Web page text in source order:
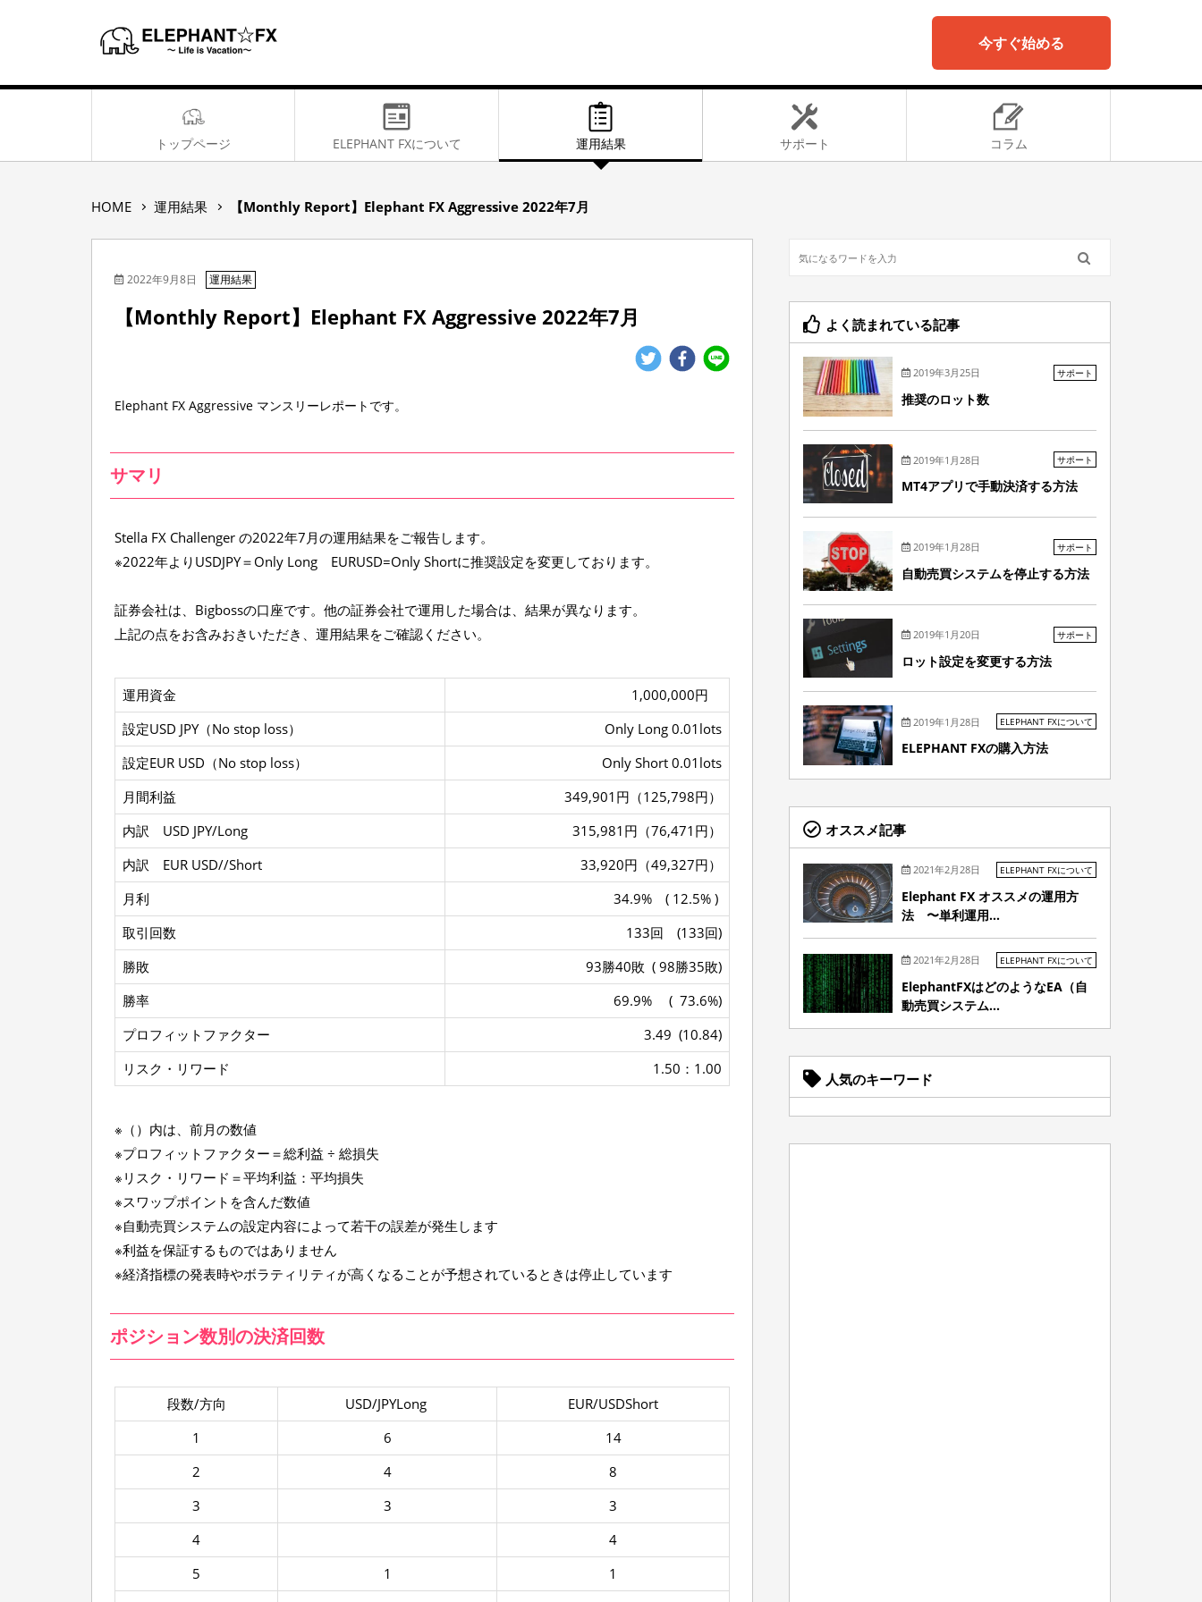
今すぐ始める
トップページ ELEPHANT FXについて 運用結果 サポート コラム
HOME【
o
t
l
o
t
】
E
p
h
n
t
F
A
g
g
r
e
s
s
i
v
e
2
0
2
2
年
7
月
運用結果 【Monthly Report】Elephant FX Aggressive 2022年7月
2022年9月8日 運用結果
【Monthly Report】Elephant FX Aggressive 2022年7月
Elephant FX Aggressive マンスリーレポートです。
サマリ
Stella FX Challenger の2022年7月の運用結果をご報告します。
※2022年よりUSDJPY＝Only Long EURUSD=Only Shortに推奨設定を変更しております。
証券会社は、Bigbossの口座です。他の証券会社で運用した場合は、結果が異なります。
上記の点をお含みおきいただき、運用結果をご確認ください。
運用資金
1,000,000円
設定USD JPY（No stop loss）
Only Long 0.01lots
設定EUR USD（No stop loss）
Only Short 0.01lots
月間利益
349,901円（125,798円）
内訳 USD JPY/Long
315,981円（76,471円）
内訳 EUR USD//Short
33,920円（49,327円）
月利
34.9% ( 12.5% )
取引回数
133回 (133回)
勝敗
93勝40敗 ( 98勝35敗)
勝率
69.9% ( 73.6%)
プロフィットファクター
3.49 (10.84)
リスク・リワード
1.50：1.00
※（）内は、前月の数値
※プロフィットファクター＝総利益 ÷ 総損失
※リスク・リワード＝平均利益：平均損失
※スワップポイントを含んだ数値
※自動売買システムの設定内容によって若干の誤差が発生します
※利益を保証するものではありません
※経済指標の発表時やボラティリティが高くなることが予想されているときは停止しています
ポジション数別の決済回数
段数/方向 USD/JPYLong
EUR/USDShort
1
6
14
2
4
8
3
3
3
4
4
5
1
1
よく読まれている記事
2019年3月25日 サポート
推奨のロット数
2019年1月28日 サポート
MT4アプリで手動決済する方法
2019年1月28日 サポート
自動売買システムを停止する方法
2019年1月20日 サポート
ロット設定を変更する方法
2019年1月28日 ELEPHANT FXについて
ELEPHANT FXの購入方法
オススメ記事
2021年2月28日 ELEPHANT FXについて
Elephant FX オススメの運用方
法 〜単利運用...
2021年2月28日 ELEPHANT FXについて
ElephantFXはどのようなEA（自
動売買システム...
人気のキーワード